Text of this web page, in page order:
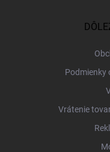
Podmienky
Vrátenie